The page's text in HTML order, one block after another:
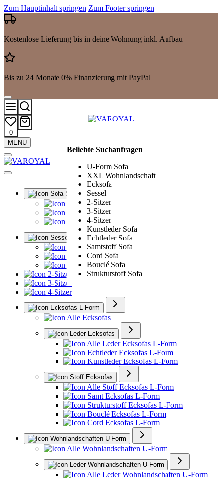
Zum Hauptinhalt springen Zum Footer springen
Kostenlose Lieferung bis in deine Wohnung inkl. Aufbau
Bis zu 24 Monate 0% Finanzierung mit PayPal
0
Beliebte Suchanfragen
U-Form Sofa
XXL Wohnlandschaft
Ecksofa
Sessel
2-Sitzer
3-Sitzer
4-Sitzer
Kunstleder Sofa
Echtleder Sofa
Samtstoff Sofa
Cord Sofa
Bouclé Sofa
Strukturstoff Sofa
Suchergebnisse
MENU
Sofa Sets
Alle Sofa Sets
Ledergarnituren
Polstergarnituren
Sessel
Alle Sessel
Ledersessel
Polstersessel
2-Sitzer
3-Sitzer
4-Sitzer
Ecksofas L-Form
Alle Ecksofas
Leder Ecksofas
Alle Leder Ecksofas L-Form
Echtleder Ecksofas L-Form
Kunstleder Ecksofas L-Form
Stoff Ecksofas
Alle Stoff Ecksofas L-Form
Samt Ecksofas L-Form
Strukturstoff Ecksofas L-Form
Bouclé Ecksofas L-Form
Cord Ecksofas L-Form
Wohnlandschaften U-Form
Alle Wohnlandschaften U-Form
Leder Wohnlandschaften U-Form
Alle Leder Wohnlandschaften U-Form